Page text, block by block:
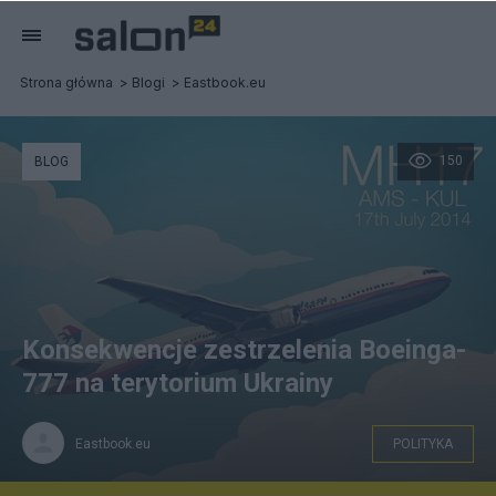
Strona główna Blogi Eastbook.eu
150
BLOG
Konsekwencje zestrzelenia Boeinga-
777 na terytorium Ukrainy
Eastbook.eu POLITYKA